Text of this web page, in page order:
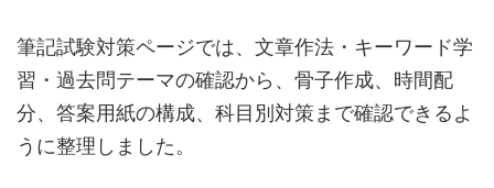
筆記試験対策ページでは、文章作法・キーワード学
習・過去問テーマの確認から、骨子作成、時間配
分、答案用紙の構成、科目別対策まで確認できるよ
うに整理しました。